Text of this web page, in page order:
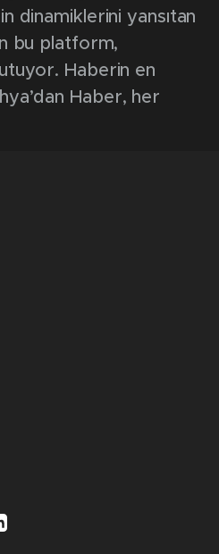
dinamiklerini yansıtan
bu platform,
tutuyor. Haberin en
Haber, her